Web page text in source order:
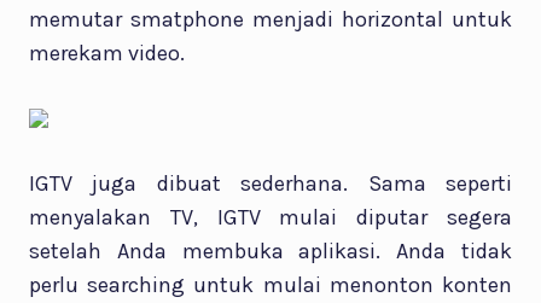
memutar smatphone menjadi horizontal untuk
merekam video.
IGTV juga dibuat sederhana. Sama seperti
menyalakan TV, IGTV mulai diputar segera
setelah Anda membuka aplikasi. Anda tidak
perlu searching untuk mulai menonton konten